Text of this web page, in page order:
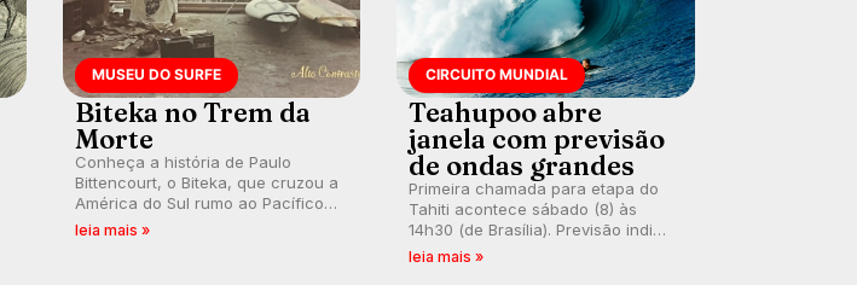
MUSEU DO SURFE
Biteka no Trem da
Morte
Conheça a história de Paulo
Bittencourt, o Biteka, que cruzou a
América do Sul rumo ao Pacífico
em uma jornada que se tornou um
leia mais »
CIRCUITO MUNDIAL
Teahupoo abre
janela com previsão
de ondas grandes
Primeira chamada para etapa do
Tahiti acontece sábado (8) às
14h30 (de Brasília). Previsão indica
swell consistente. Medina
leia mais »